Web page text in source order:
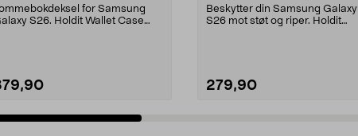
for Samsung
S26. Holdit Wallet Case
Beskytter din Samsung Galaxy
S26 mot støt og riper. Holdit
279,90